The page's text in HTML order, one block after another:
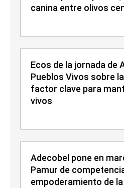
canina entre olivos
Ecos de la jornada de
Pueblos Vivos sobre
factor clave para
vivos
Adecobel pone en
Pamur de
empoderamiento de